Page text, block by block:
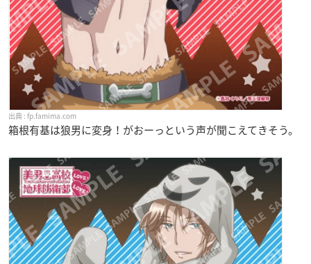
fp.famima.com
箱根有基は狼男に変身！がおーっという声が聞こえてきそう。